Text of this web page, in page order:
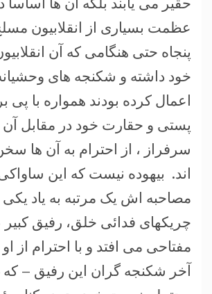
عظمت بسیاری از انقلابیون
پنجاه حتی هنگامی که آن
خود داشته و شکنجه های
اعمال کرده بودند همواره با پی
پستی و حقارت خود در مقابل آن
سرفراز ، از احترام به آن ها
اند. بیهوده نیست که این
مصاحبه اش یک مرتبه به یاد یکی
چریکهای فدائی خلق، رفیق
مفتاحی می افتد و با احترام از
آخر شکنجه گران این رفیق – که